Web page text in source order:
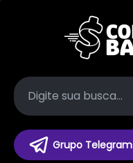
Grupo Telegram